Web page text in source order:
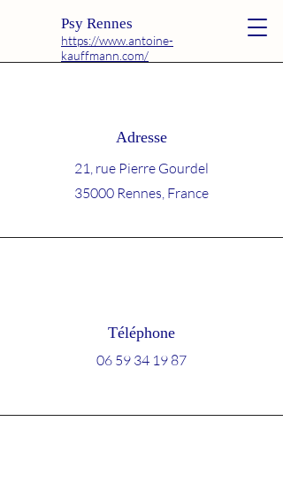
Psy Rennes
https://www.antoine-
kauffmann.com/
Adresse
21, rue Pierre Gourdel
35000 Rennes, France
Téléphone
06 59 34 19 87